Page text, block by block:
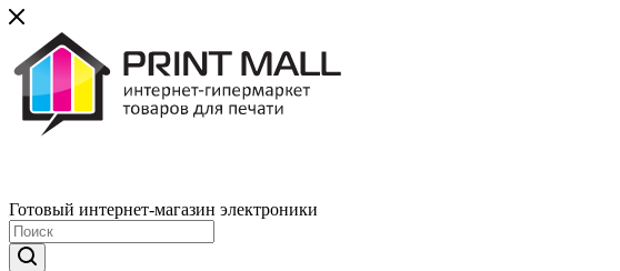
Готовый интернет-магазин электроники